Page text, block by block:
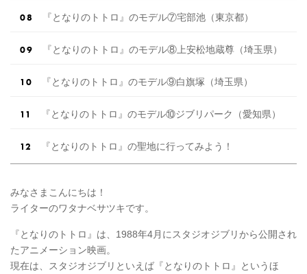
『となりのトトロ』のモデル⑦宅部池（東京都）
『となりのトトロ』のモデル⑧上安松地蔵尊（埼玉県）
『となりのトトロ』のモデル⑨白旗塚（埼玉県）
『となりのトトロ』のモデル⑩ジブリパーク（愛知県）
『となりのトトロ』の聖地に行ってみよう！
みなさまこんにちは！
ライターのワタナベサツキです。
『となりのトトロ』は、1988年4月にスタジオジブリから公開され
たアニメーション映画。
現在は、スタジオジブリといえば『となりのトトロ』というほ